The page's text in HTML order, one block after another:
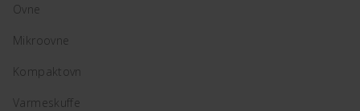
Ovne
Mikroovne
Kompaktovn
Varmeskuffe